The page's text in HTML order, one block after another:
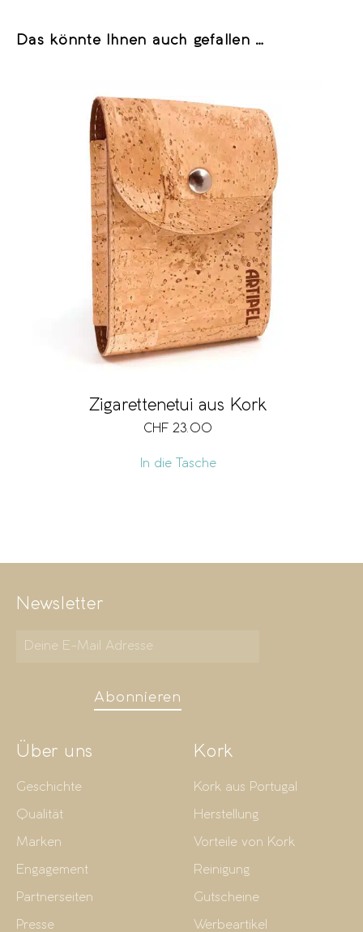
Das könnte Ihnen auch gefallen …
Zigarettenetui aus Kork
CHF 23.00
In die Tasche
Newsletter
Abonnieren
Über uns
Geschichte
Qualität
Marken
Engagement
Partnerseiten
Presse
Kork
Kork aus Portugal
Herstellung
Vorteile von Kork
Reinigung
Gutscheine
Werbeartikel